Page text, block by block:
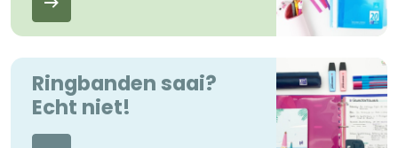
Ringbanden saai?
Echt niet!